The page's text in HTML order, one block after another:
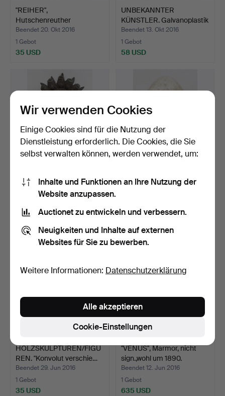
"REIHER",
Hutschenreuther
Kunstabteilung A…
Beendet 20. Okt 2016
1 Gebot
35 USD
UNBEKANNTER
KÜNSTLER. Galvanoplastik
nach …
Beendet 13. Okt 2016
1 Gebot
58 USD
FESTIVAL MASK, Bronze(?),
wohl Westafrika,…
Beendet 2. Okt 2016
1 Gebot
UNBEKANNTER
KÜNSTLER. "Großes
1 Gebot
HOLZSKULPTUREN/FIGU
REN. "Konvolut verschie…
Beendet 29. Jun 2016
1 Gebot
35 USD
"VENUS", Marmor, nicht
sign.,wohl um 1890.
Beendet 12. Jun 2016
1 Gebot
635 USD
Wir verwenden Cookies
Einige Cookies sind für die Nutzung der
Dienstleistung erforderlich. Die Cookies, die Sie
selbst verwalten können, werden verwendet, um:
Inhalte und Funktionen an Ihre Nutzung der
Website anzupassen.
Auctionet zu entwickeln und verbessern.
Neuigkeiten und Inhalte auf externen
Websites für Sie zu bewerben.
Weitere Informationen: Datenschutzerklärung
Cookie-Einstellungen
Alle akzeptieren